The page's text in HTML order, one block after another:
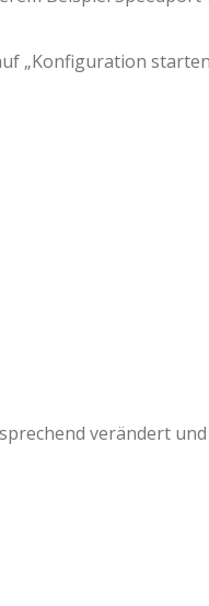
„Konfiguration
verändert